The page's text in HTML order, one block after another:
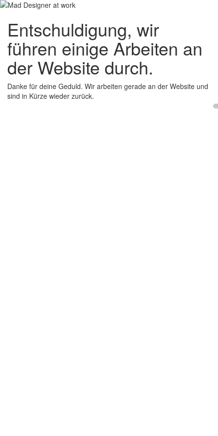
Entschuldigung, wir
führen einige Arbeiten an
der Website durch.
Danke für deine Geduld. Wir arbeiten gerade an der Website und
sind in Kürze wieder zurück.